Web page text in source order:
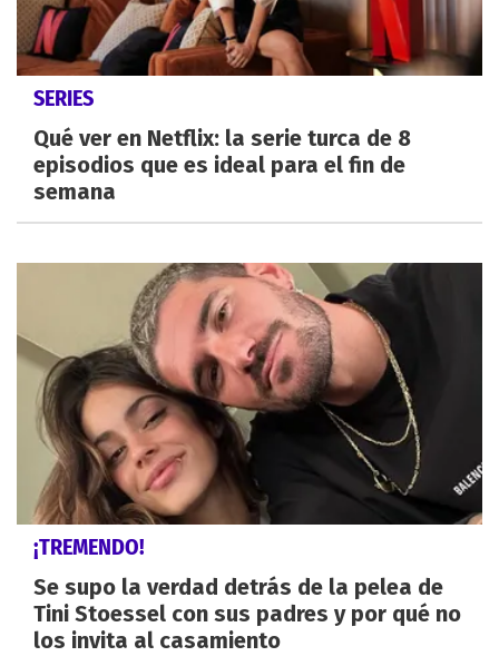
SERIES
Qué ver en Netflix: la serie turca de 8
episodios que es ideal para el fin de
semana
¡TREMENDO!
Se supo la verdad detrás de la pelea de
Tini Stoessel con sus padres y por qué no
los invita al casamiento